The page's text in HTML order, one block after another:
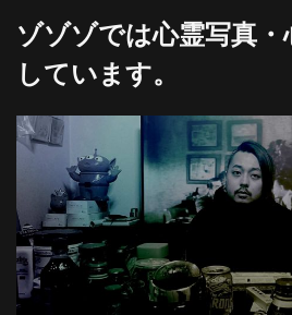
ゾゾゾでは心霊写真
しています。